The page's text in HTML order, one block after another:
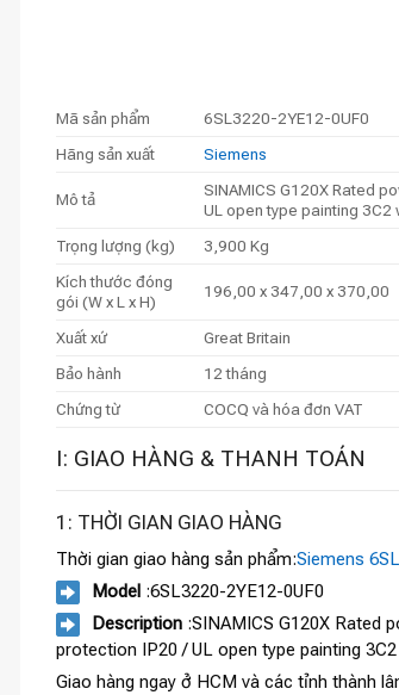
Mã sản phẩm
6SL3220-2YE12-0UF0
Hãng sản xuất
Siemens
Mô tả
SINAMICS G120X Rated
UL open type painting 3C2
Trọng lượng (kg)
3,900 Kg
Kích thước đóng
gói (W x L x H)
196,00 x 347,00 x 370,00
Xuất xứ
Great Britain
Bảo hành
12 tháng
Chứng từ
COCQ và hóa đơn VAT
I: GIAO HÀNG & THANH TOÁN
1: THỜI GIAN GIAO HÀNG
Thời gian giao hàng sản phẩm:Siemens
Model :6SL3220-2YE12-0UF0
Description :SINAMICS G120X Rated
protection IP20 / UL open type painting
Giao hàng ngay ở HCM và các tỉnh thành